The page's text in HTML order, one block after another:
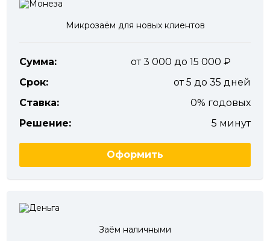
Микрозаём для новых клиентов
Сумма:
от 3 000 до 15 000
Срок:
от 5 до 35 дней
Ставка:
0% годовых
Решение:
5 минут
Оформить
Заём наличными